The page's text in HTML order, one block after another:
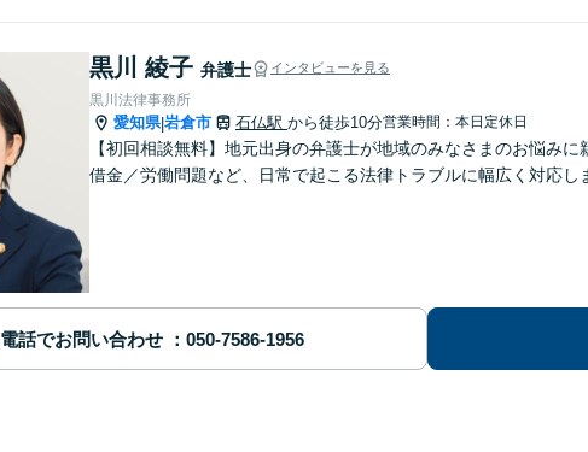
黒川 綾子 弁護士 インタビューを見る
黒川法律事務所
愛知県|岩倉市 石仏駅 から徒歩10分営業時間：本日定休日
【初回相談無料】地元出身の弁護士が地域のみなさまのお悩み
借金／労働問題など、日常で起こる法律トラブルに幅広く対応し
電話でお問い合わせ